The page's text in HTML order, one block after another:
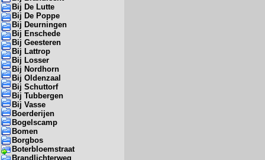
Bij De Lutte
Bij De Poppe
Bij Deurningen
Bij Enschede
Bij Geesteren
Bij Lattrop
Bij Losser
Bij Nordhorn
Bij Oldenzaal
Bij Schuttorf
Bij Tubbergen
Bij Vasse
Boerderijen
Bogelscamp
Bomen
Borgbos
Boterbloemstraat
Brandlichterweg